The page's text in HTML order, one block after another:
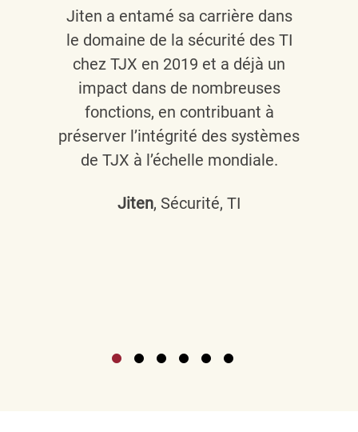
Jiten a entamé sa carrière dans
le domaine de la sécurité des TI
chez TJX en 2019 et a déjà un
impact dans de nombreuses
fonctions, en contribuant à
préserver l’intégrité des systèmes
de TJX à l’échelle mondiale.
Jiten, Sécurité, TI